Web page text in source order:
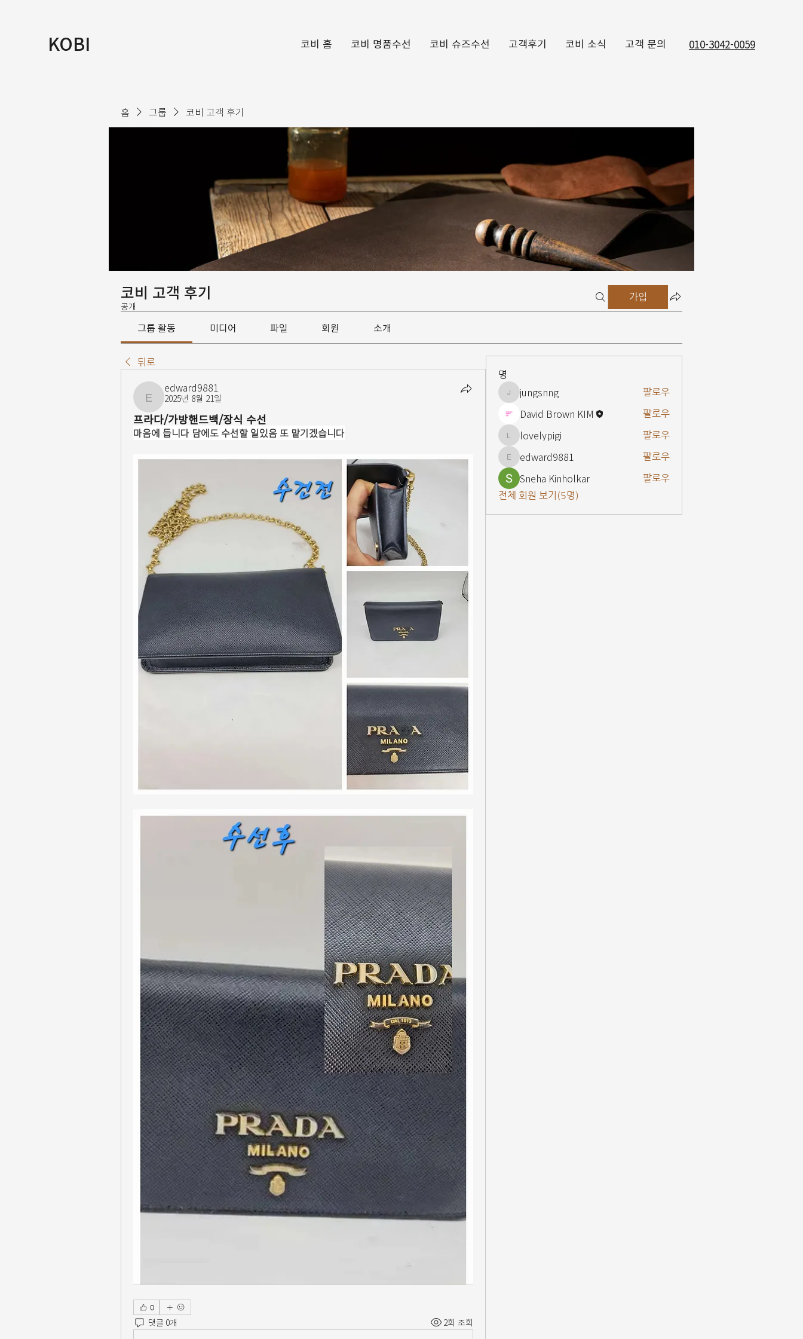
KOBI 코비 홈 코비 명품수선 코비 슈즈수선 고객후기 코비 소식 고객 문의 010-3042-0059
홈 그룹 코비 고객 후기
코비 고객 후기
공개
가입
그룹 활동 미디어 파일 회원 소개
뒤로
edward9881
edward9881
2025년 8월 21일
프라다/가방핸드백/장식 수선
마음에 듭니다 담에도 수선할 일있음 또 맡기겠습니다
0
댓글 0개 2회 조회
명
jungsnng
jungsnng 팔로우
David Brown KIM 팔로우
lovelypigi
lovelypigi 팔로우
edward9881
edward9881 팔로우
Sneha Kinholkar
팔로우
전체 회원 보기(5명)